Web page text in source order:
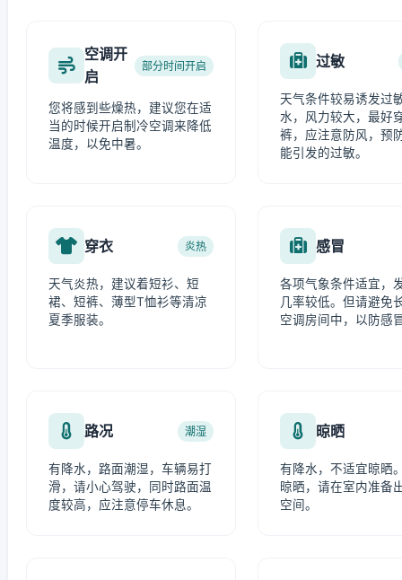
空调开
启
部分时间开启
您将感到些燥热，建议您在适
当的时候开启制冷空调来降低
温度，以免中暑。
过敏
天气条件较易诱发过
水，风力较大，最好
裤，应注意防风，预
能引发的过敏。
穿衣 炎热
天气炎热，建议着短衫、短
裙、短裤、薄型T恤衫等清凉
夏季服装。
感冒
各项气象条件适宜，
几率较低。但请避免
空调房间中，以防感
路况 潮湿
有降水，路面潮湿，车辆易打
滑，请小心驾驶，同时路面温
度较高，应注意停车休息。
晾晒
有降水，不适宜晾晒
晾晒，请在室内准备
空间。